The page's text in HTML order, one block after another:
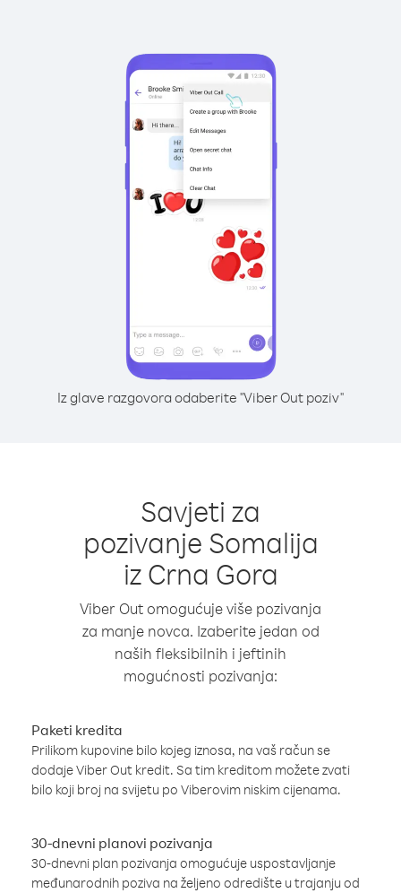
Iz glave razgovora odaberite "Viber Out poziv"
Savjeti za
pozivanje Somalija
iz Crna Gora
Viber Out omogućuje više pozivanja
za manje novca. Izaberite jedan od
naših fleksibilnih i jeftinih
mogućnosti pozivanja:
Paketi kredita
Prilikom kupovine bilo kojeg iznosa, na vaš račun se
dodaje Viber Out kredit. Sa tim kreditom možete zvati
bilo koji broj na svijetu po Viberovim niskim cijenama.
30-dnevni planovi pozivanja
30-dnevni plan pozivanja omogućuje uspostavljanje
međunarodnih poziva na željeno odredište u trajanju od